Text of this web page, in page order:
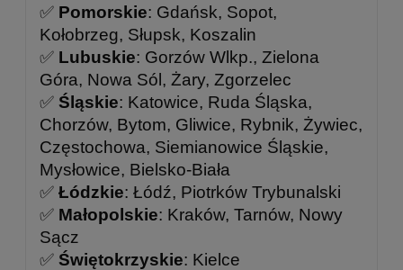
✅ Pomorskie: Gdańsk, Sopot,
Kołobrzeg, Słupsk, Koszalin
✅ Lubuskie: Gorzów Wlkp., Zielona
Góra, Nowa Sól, Żary, Zgorzelec
✅ Śląskie: Katowice, Ruda Śląska,
Chorzów, Bytom, Gliwice, Rybnik, Żywiec,
Częstochowa, Siemianowice Śląskie,
Mysłowice, Bielsko-Biała
✅ Łódzkie: Łódź, Piotrków Trybunalski
✅ Małopolskie: Kraków, Tarnów, Nowy
Sącz
✅ Świętokrzyskie: Kielce